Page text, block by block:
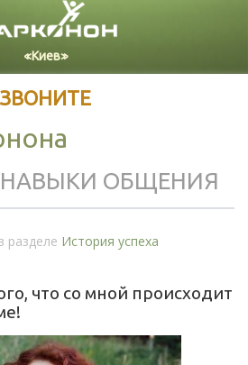
Русский
ЗВОНИТЕ
ОБЩЕНИЯ
разделе История успеха
что со мной происходит